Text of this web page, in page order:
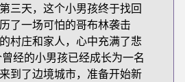
三天，这个小男孩终于找回
了一场可怕的哥布林袭击
村庄和家人，心中充满了悲
经的小男孩已经成长为一名
到了边境城市，准备开始新